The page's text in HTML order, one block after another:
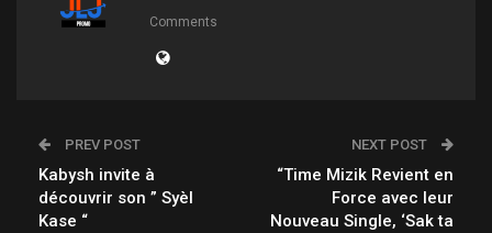
Comments
PREV POST
Kabysh invite à
découvrir son ” Syèl
Kase “
NEXT POST
“Time Mizik Revient en
Force avec leur
Nouveau Single, ‘Sak ta